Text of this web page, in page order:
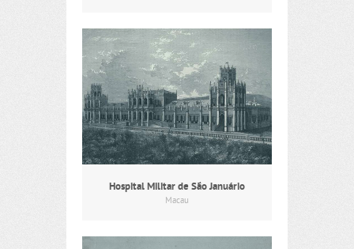
Hospital Militar de São Januário
Macau